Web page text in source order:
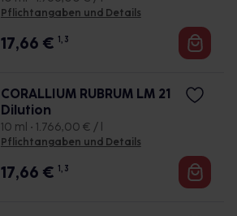
Pflichtangaben und Details
17,66 € 1, 3
CORALLIUM RUBRUM LM 21
Dilution
10 ml • 1.766,00 € / l
Pflichtangaben und Details
17,66 € 1, 3